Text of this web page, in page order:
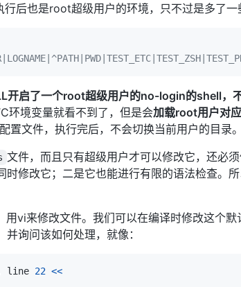
行后也是root超级用户的环境，只不过是多了一
开启了一个root超级用户的no-login的shell，
环境变量就看不到了，但是会加载root用户对
文件，执行完后，不会切换当前用户的目录。
文件，而且只有超级用户才可以修改它，还必
时修改它；二是它也能进行有限的语法检查。
vi来修改文件。我们可以在编译时修改这个
询问该如何处理，就像：
line 22 <<